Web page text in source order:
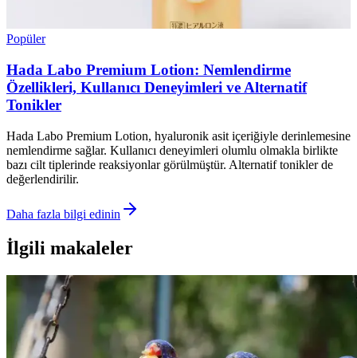
Popüler
Hada Labo Premium Lotion: Nemlendirme
Özellikleri, Kullanıcı Deneyimleri ve Alternatif
Tonikler
Hada Labo Premium Lotion, hyaluronik asit içeriğiyle derinlemesine
nemlendirme sağlar. Kullanıcı deneyimleri olumlu olmakla birlikte
bazı cilt tiplerinde reaksiyonlar görülmüştür. Alternatif tonikler de
değerlendirilir.
Daha fazla bilgi edinin
İlgili makaleler